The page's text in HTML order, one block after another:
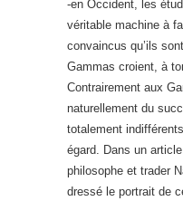
-en Occident, les
véritable machine à
convaincus qu’ils
Gammas croient, à
Contrairement aux
naturellement du
totalement
égard. Dans un
philosophe et trader
dressé le portrait de